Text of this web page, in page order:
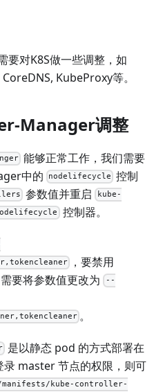
要对K8S做一些调整，如
KubeProxy等。
Manager调整
能够正常工作，我们需要
中的
nodelifecycle
控制
参数值并重启 kube-
控制器。
，要禁用
要将参数值更改为 --
。
是以静态 pod 的方式部署在
master 节点的权限，则可
kube-controller-